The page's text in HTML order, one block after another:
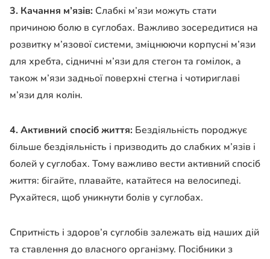
3. Качання м’язів: Слабкі м’язи можуть стати
причиною болю в суглобах. Важливо зосередитися на
розвитку м’язової системи, зміцнюючи корпусні м’язи
для хребта, сідничні м’язи для стегон та гомілок, а
також м’язи задньої поверхні стегна і чотириглаві
м’язи для колін.
4. Активний спосіб життя: Бездіяльність породжує
більше бездіяльність і призводить до слабких м’язів і
болей у суглобах. Тому важливо вести активний спосіб
життя: бігайте, плавайте, катайтеся на велосипеді.
Рухайтеся, щоб уникнути болів у суглобах.
Спритність і здоров’я суглобів залежать від наших дій
та ставлення до власного організму. Посібники з